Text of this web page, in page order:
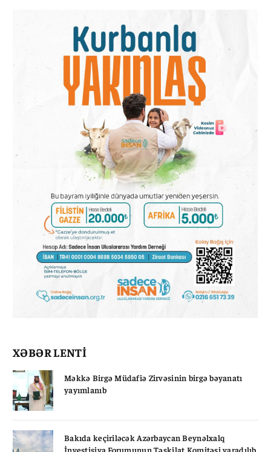
XƏBƏR LENTİ
Məkkə Birgə Müdafiə Zirvəsinin birgə bəyanatı
yayımlanıb
Bakıda keçiriləcək Azərbaycan Beynəlxalq
İnvestisiya Forumunun Təşkilat Komitəsi yaradılıb